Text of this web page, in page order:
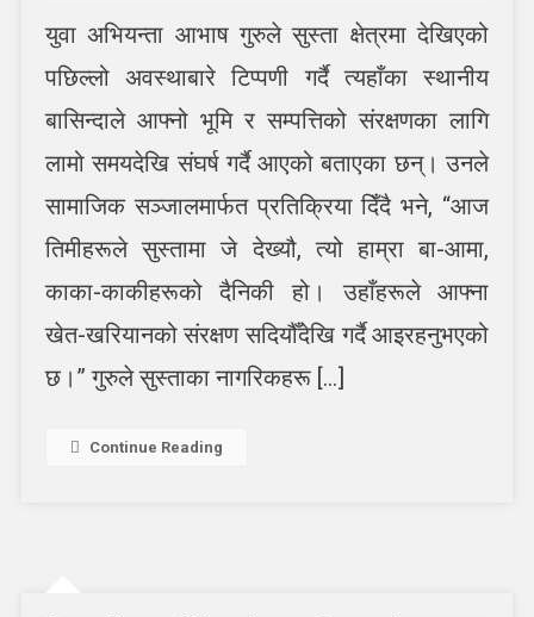
देखिएको
स्थानीय
बासिन्दाको
दैनिकी
:
आभाष
गुरु
युवा अभियन्ता आभाष गुरुले सुस्ता क्षेत्रमा देखिएको
पछिल्लो अवस्थाबारे टिप्पणी गर्दै त्यहाँका स्थानीय
बासिन्दाले आफ्नो भूमि र सम्पत्तिको संरक्षणका लागि
लामो समयदेखि संघर्ष गर्दै आएको बताएका छन्। उनले
सामाजिक सञ्जालमार्फत प्रतिक्रिया दिँदै भने, “आज
तिमीहरूले सुस्तामा जे देख्यौ, त्यो हाम्रा बा-आमा,
काका-काकीहरूको दैनिकी हो। उहाँहरूले आफ्ना
खेत-खरियानको संरक्षण सदियौँदेखि गर्दै आइरहनुभएको
छ।” गुरुले सुस्ताका नागरिकहरू […]
Continue Reading